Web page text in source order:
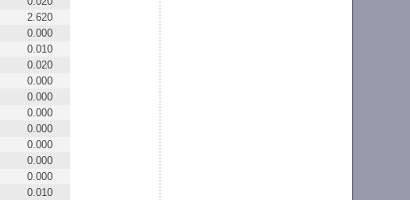
2.620
0.000
0.010
0.020
0.000
0.000
0.000
0.000
0.000
0.000
0.000
0.010